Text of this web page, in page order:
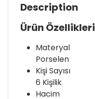
Description
Ürün Özellikleri
Materyal
Porselen
Kişi Sayısı
6 Kişilik
Hacim